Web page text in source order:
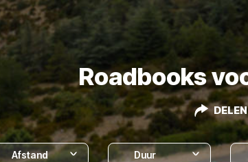
Roadbooks
DELEN
Afstand Duur